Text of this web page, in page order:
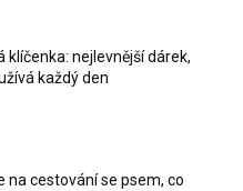
klíčenka: nejlevnější dárek,
každý den
na cestování se psem, co